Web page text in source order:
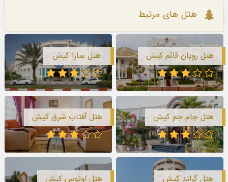
هتل های مرتبط
هتل رویان قائم کیش هتل سارا کیش
هتل جام جم کیش هتل آفتاب شرق کیش
هتل گراند کیش هتل لوتوس کیش